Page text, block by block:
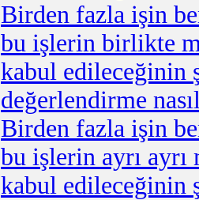
Birden fazla işin
bu işlerin birlikte
kabul edileceğinin
değerlendirme
Birden fazla işin
bu işlerin ayrı
kabul edileceğinin